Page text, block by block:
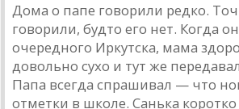
Дома о папе говорили редко.
говорили, будто его нет. Когда
очередного Иркутска, мама
довольно сухо и тут же
Папа всегда спрашивал — что
отметки в школе. Санька